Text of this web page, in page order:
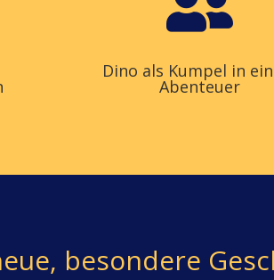
Dino als Kumpel in
Abenteuer
besondere